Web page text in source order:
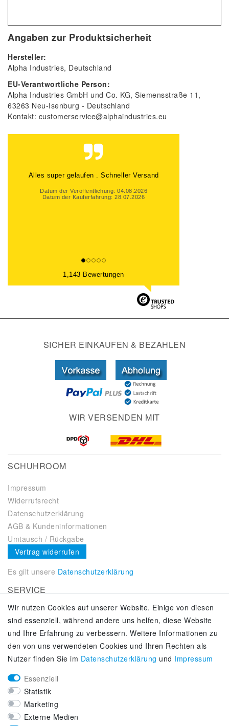
Angaben zur Produktsicherheit
Hersteller:
Alpha Industries Deutschland
EU-Verantwortliche Person:
Alpha Industries GmbH und Co. KG Siemensstraße 11
63263 Neu-Isenburg
Deutschland
Kontakt: customerservice@alphaindustries.eu
Alles Top gelaufen
Datum der Veröffentlichung: 01.08.2026
Datum der Kauferfahrung: 25.07.2026
1,143 Bewertungen
SICHER EINKAUFEN & BEZAHLEN
WIR VERSENDEN MIT
SCHUHROOM
Impressum
Widerrufsrecht
Datenschutzerklärung
AGB & Kundeninformationen
Umtausch / Rückgabe
Vertrag widerrufen
Es gilt unsere Datenschutzerklärung
SERVICE
Kontakt
Zahlung & Versand
Über uns
Selbstabholung
Adiletten online kaufen
KUNDENSERVICE
Lifestyle & Fashion Sneaker Fachhandel
Top-Sneaker Modelle ausgewählter Marken
Wir nutzen Cookies auf unserer Website. Einige von diesen
sind essenziell, während andere uns helfen, diese Website
und Ihre Erfahrung zu verbessern. Weitere Informationen zu
den von uns verwendeten Cookies und Ihren Rechten als
Nutzer finden Sie im Daten­schutz­erklärung und Impressum
Essenziell
Statistik
Marketing
Externe Medien